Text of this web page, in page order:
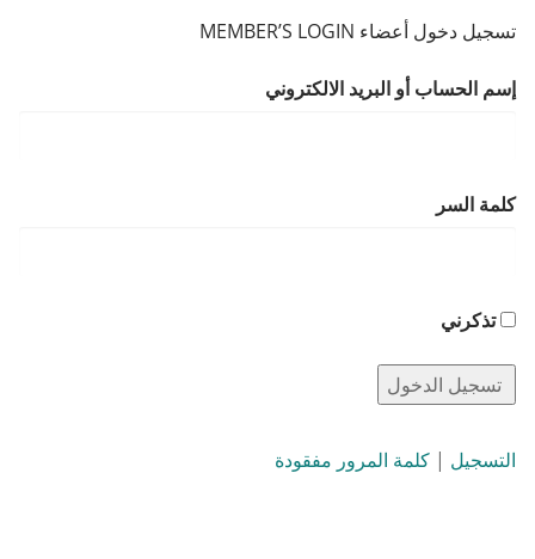
تسجيل دخول أعضاء MEMBER’S LOGIN
إسم الحساب أو البريد الالكتروني
كلمة السر
تذكرني
التسجيل | كلمة المرور مفقودة